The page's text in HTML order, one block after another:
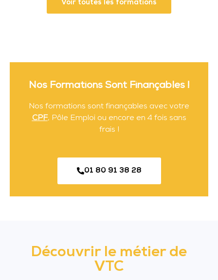
Voir toutes les formations
Nos Formations Sont Finançables !
Nos formations sont finançables avec votre
CPF, Pôle Emploi ou encore en 4 fois sans
frais !
01 80 91 38 28
Découvrir le métier de
VTC